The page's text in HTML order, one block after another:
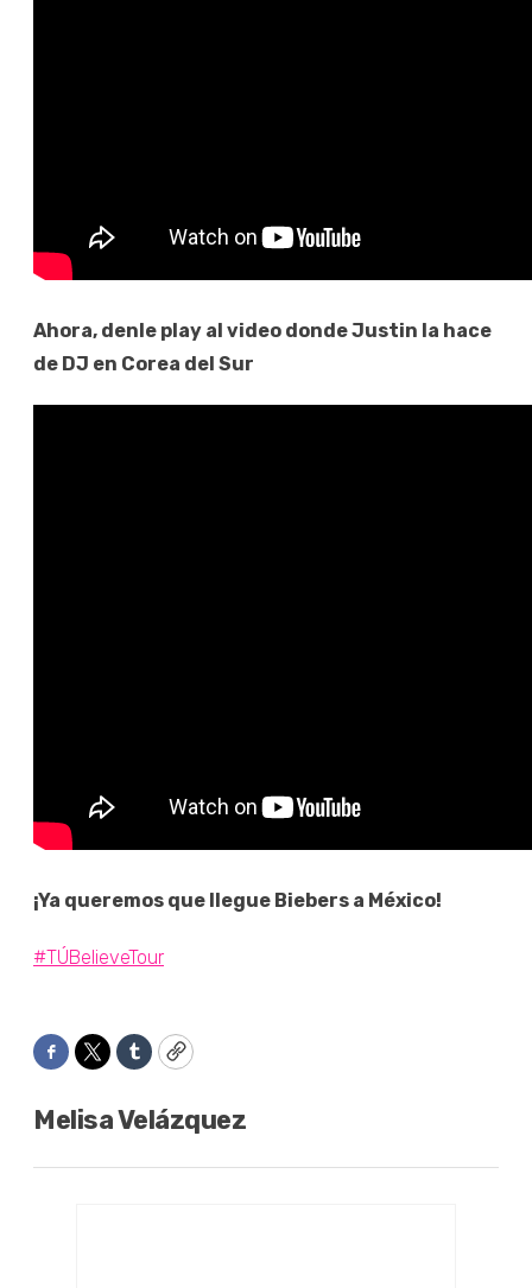
Ahora, denle play al video donde Justin la hace
de DJ en Corea del Sur
¡Ya queremos que llegue Biebers a México!
#TÚBelieveTour
Facebook
TwitterTumblrCopy
Melisa Velázquez